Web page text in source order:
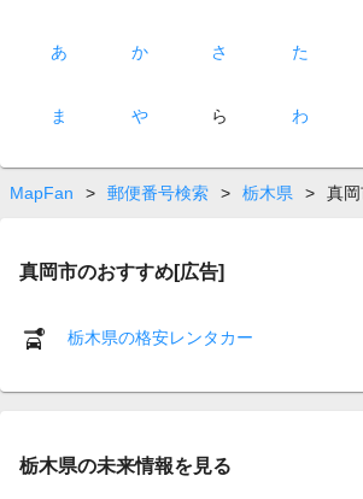
あ か さ た
ま や ら わ
MapFan > 郵便番号検索 > 栃木県 > 真
真岡市のおすすめ[広告]
栃木県の格安レンタカー
栃木県の未来情報を見る